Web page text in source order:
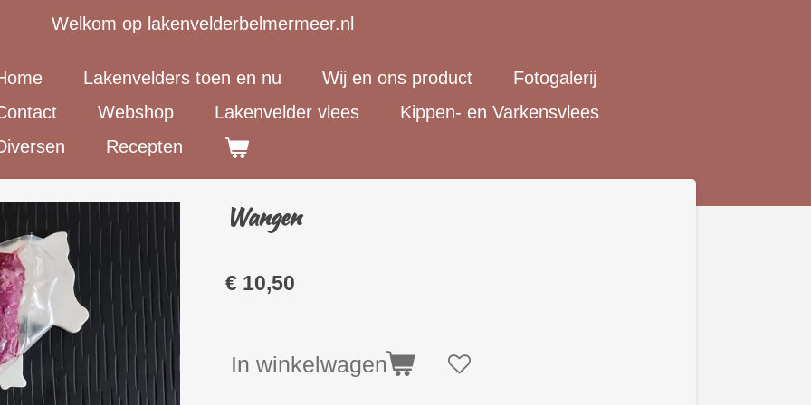
Welkom op lakenvelderbelmermeer.nl
Lakenvelders toen en nu Wij en ons product
Fotogalerij
Webshop Lakenvelder vlees
Kippen- en Varkensvlees
Recepten
Wangen
€ 10,50
In winkelwagen